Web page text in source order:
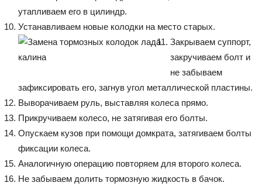
утапливаем его в цилиндр.
Устанавливаем новые колодки на место старых.
Закрываем суппорт,
закручиваем болт и
не забываем
зафиксировать его, загнув угол металлической пластины.
Выворачиваем руль, выставляя колеса прямо.
Прикручиваем колесо, не затягивая его болты.
Опускаем кузов при помощи домкрата, затягиваем болты
фиксации колеса.
Аналогичную операцию повторяем для второго колеса.
Не забываем долить тормозную жидкость в бачок.